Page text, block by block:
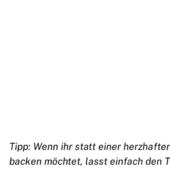
Tipp: Wenn ihr statt einer
backen möchtet, lasst einfach den